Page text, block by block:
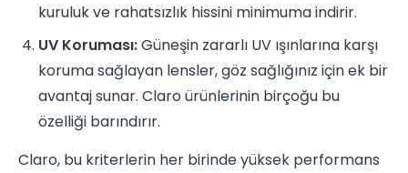
kuruluk ve rahatsızlık hissini minimuma indirir.
UV Koruması:Güneşin zararlı UV ışınlarına karşı
koruma sağlayan lensler, göz sağlığınız için ek bir
avantaj sunar. Claro ürünlerinin birçoğu bu
özelliği barındırır.
Claro, bu kriterlerin her birinde yüksek performans